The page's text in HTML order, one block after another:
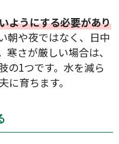
ようにする必要があり
朝や夜ではなく、日中
さが厳しい場合は、
の1つです。水を減ら
育ちます。